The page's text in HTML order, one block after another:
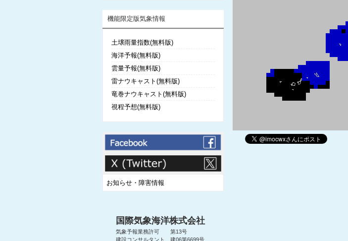
機能限定版気象情報
土壌雨量指数(無料版)
海洋予報(無料版)
雲量予報(無料版)
雷ナウキャスト(無料版)
竜巻ナウキャスト(無料版)
視程予想(無料版)
お知らせ・障害情報
国際気象海洋株式会社
気象予報業務許可 第13号
建設コンサルタント 建06第6699号